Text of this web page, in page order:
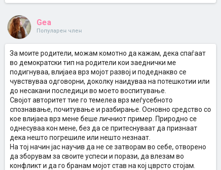
Gea
Популарен член
За моите родители, можам комотно да кажам, дека спаѓаат
во демократски тип на родители кои заеднички ме
подигнуваа, влијаеа врз мојот развој и подеднакво се
чувствуваа одговорни, доколку наидуваа на потешкотии или
до несакани последици во моето воспитување.
Својот авторитет тие го темелеа врз меѓусебното
спознавање, почитување и разбирање. Основно средство со
кое влијаеа врз мене беше личниот пример. Природно се
однесуваа кон мене, без да се притеснуваат да признаат
дека нешто погрешиле или нешто незнаат.
На тој начин јас научив да не се затворам во себе, отворено
да зборувам за своите успеси и порази, да влезам во
конфликт и да го бранам мојот став на кој цврсто стојам.